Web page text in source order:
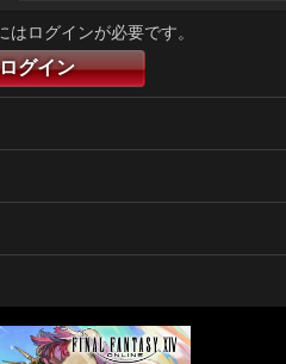
はログインが必要です。
ログイン